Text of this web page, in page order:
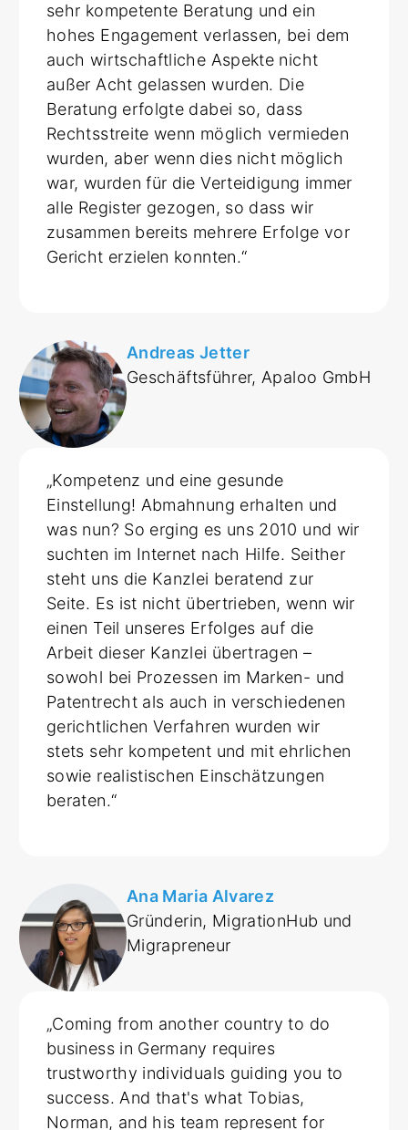
sehr kompetente Beratung und ein
hohes Engagement verlassen, bei dem
auch wirtschaftliche Aspekte nicht
außer Acht gelassen wurden. Die
Beratung erfolgte dabei so, dass
Rechtsstreite wenn möglich vermieden
wurden, aber wenn dies nicht möglich
war, wurden für die Verteidigung immer
alle Register gezogen, so dass wir
zusammen bereits mehrere Erfolge vor
Gericht erzielen konnten.“
Andreas Jetter
Geschäftsführer, Apaloo GmbH
„Kompetenz und eine gesunde
Einstellung! Abmahnung erhalten und
was nun? So erging es uns 2010 und wir
suchten im Internet nach Hilfe. Seither
steht uns die Kanzlei beratend zur
Seite. Es ist nicht übertrieben, wenn wir
einen Teil unseres Erfolges auf die
Arbeit dieser Kanzlei übertragen –
sowohl bei Prozessen im Marken- und
Patentrecht als auch in verschiedenen
gerichtlichen Verfahren wurden wir
stets sehr kompetent und mit ehrlichen
sowie realistischen Einschätzungen
beraten.“
Ana Maria Alvarez
Gründerin, MigrationHub und
Migrapreneur
„Coming from another country to do
business in Germany requires
trustworthy individuals guiding you to
success. And that's what Tobias,
Norman, and his team represent for